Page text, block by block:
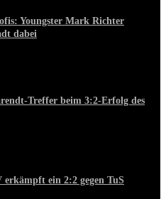
Youngster Mark Richter
dabei
Treffer beim 3:2-Erfolg des
ein 2:2 gegen TuS